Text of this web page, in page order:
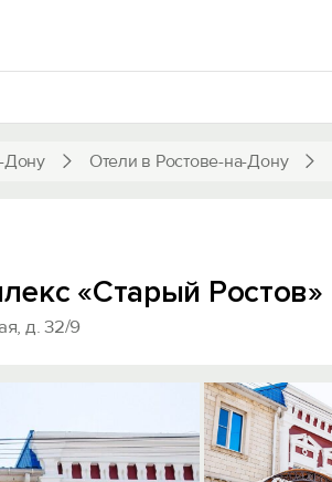
Дону Отели в Ростове-на-Дону
«Старый Ростов»
д. 32/9